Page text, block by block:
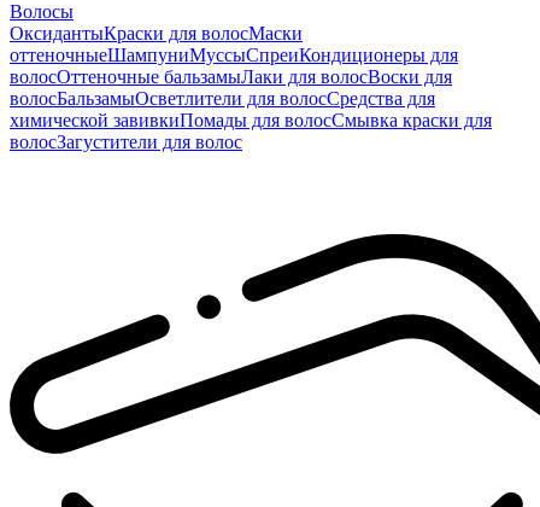
Волосы
ОксидантыКраски для волосМаски
оттеночныеШампуниМуссыСпреиКондиционеры для
волосОттеночные бальзамыЛаки для волосВоски для
волосБальзамыОсветлители для волосСредства для
химической завивкиПомады для волосСмывка краски для
волосЗагустители для волос